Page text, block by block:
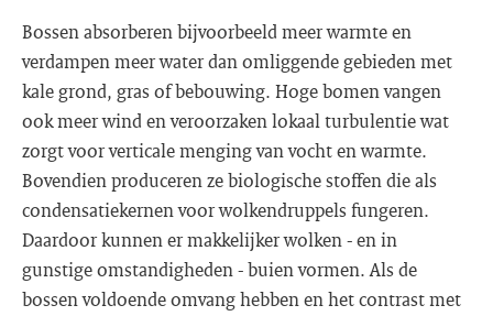
Bossen absorberen bijvoorbeeld meer warmte en
verdampen meer water dan omliggende gebieden met
kale grond, gras of bebouwing. Hoge bomen vangen
ook meer wind en veroorzaken lokaal turbulentie wat
zorgt voor verticale menging van vocht en warmte.
Bovendien produceren ze biologische stoffen die als
condensatiekernen voor wolkendruppels fungeren.
Daardoor kunnen er makkelijker wolken - en in
gunstige omstandigheden - buien vormen. Als de
bossen voldoende omvang hebben en het contrast met